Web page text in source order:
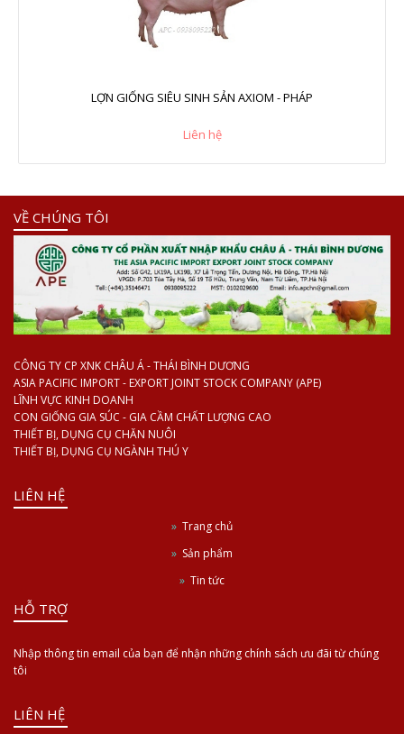
LỢN GIỐNG SIÊU SINH SẢN AXIOM - PHÁP
Liên hệ
VỀ CHÚNG TÔI
CÔNG TY CP XNK CHÂU Á - THÁI BÌNH DƯƠNG
ASIA PACIFIC IMPORT - EXPORT JOINT STOCK COMPANY (APE)
LĨNH VỰC KINH DOANH
CON GIỐNG GIA SÚC - GIA CẦM CHẤT LƯỢNG CAO
THIẾT BỊ, DỤNG CỤ CHĂN NUÔI
THIẾT BỊ, DỤNG CỤ NGÀNH THÚ Y
LIÊN HỆ
Trang chủ
Sản phẩm
Tin tức
HỖ TRỢ
Nhập thông tin email của bạn để nhận những chính sách ưu đãi từ chúng
tôi
LIÊN HỆ